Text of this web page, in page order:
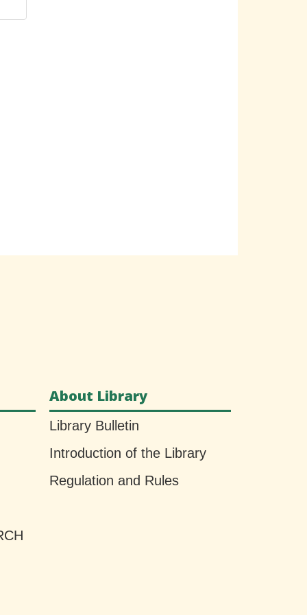
About Library
Library Bulletin
Introduction of the Library
Regulation and Rules